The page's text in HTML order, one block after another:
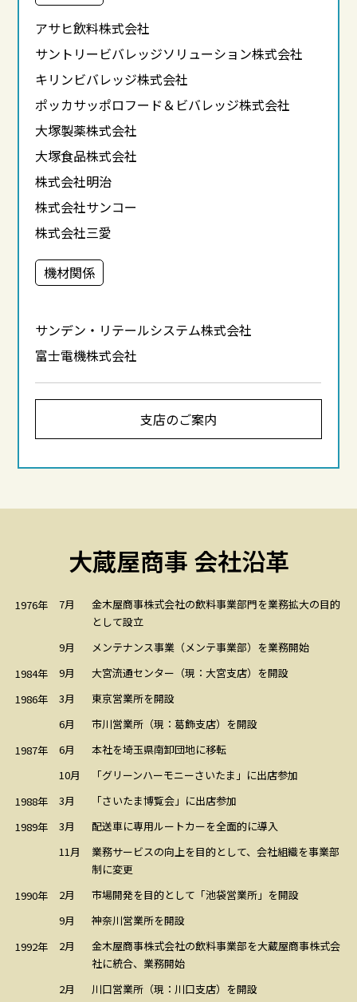
アサヒ飲料株式会社
サントリービバレッジソリューション株式会社
キリンビバレッジ株式会社
ポッカサッポロフード＆ビバレッジ株式会社
大塚製薬株式会社
大塚食品株式会社
株式会社明治
株式会社サンコー
株式会社三愛
機材関係
サンデン・リテールシステム株式会社
富士電機株式会社
支店のご案内
大蔵屋商事 会社沿革
1976年 7月
9月
金木屋商事株式会社の飲料事業部門を業務拡大の目的
として設立
メンテナンス事業（メンテ事業部）を業務開始
1984年
9月
大宮流通センター（現：大宮支店）を開設
1986年
3月
6月
東京営業所を開設
市川営業所（現：葛飾支店）を開設
1987年
6月
10月
本社を埼玉県南卸団地に移転
「グリーンハーモニーさいたま」に出店参加
1988年
3月
「さいたま博覧会」に出店参加
1989年
3月
11月
配送車に専用ルートカーを全面的に導入
業務サービスの向上を目的として、会社組織を事業部
制に変更
1990年
2月
9月
市場開発を目的として「池袋営業所」を開設
神奈川営業所を開設
1992年
2月
2月
金木屋商事株式会社の飲料事業部を大蔵屋商事株式会
社に統合、業務開始
川口営業所（現：川口支店）を開設